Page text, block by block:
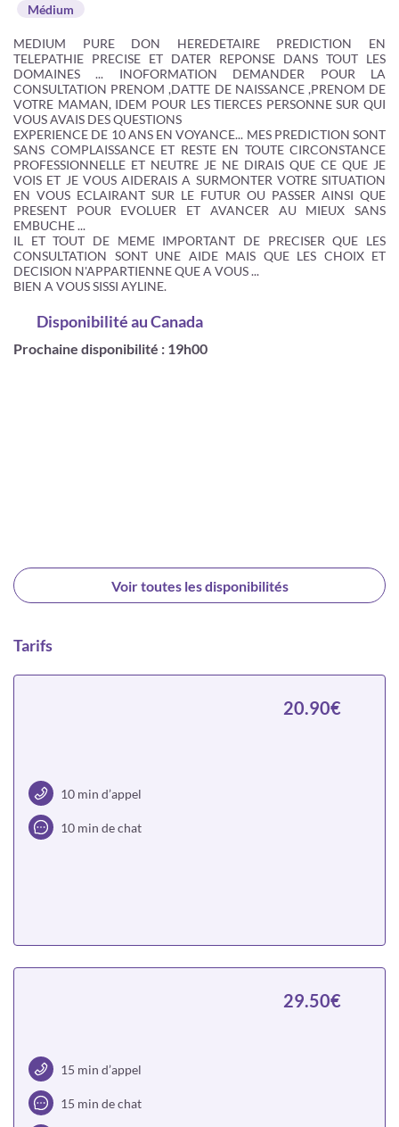
Médium
MEDIUM PURE DON HEREDETAIRE PREDICTION EN
TELEPATHIE PRECISE ET DATER REPONSE DANS TOUT LES
DOMAINES ... INOFORMATION DEMANDER POUR LA
CONSULTATION PRENOM ,DATTE DE NAISSANCE ,PRENOM DE
VOTRE MAMAN, IDEM POUR LES TIERCES PERSONNE SUR QUI
VOUS AVAIS DES QUESTIONS
EXPERIENCE DE 10 ANS EN VOYANCE... MES PREDICTION SONT
SANS COMPLAISSANCE ET RESTE EN TOUTE CIRCONSTANCE
PROFESSIONNELLE ET NEUTRE JE NE DIRAIS QUE CE QUE JE
VOIS ET JE VOUS AIDERAIS A SURMONTER VOTRE SITUATION
EN VOUS ECLAIRANT SUR LE FUTUR OU PASSER AINSI QUE
PRESENT POUR EVOLUER ET AVANCER AU MIEUX SANS
EMBUCHE ...
IL ET TOUT DE MEME IMPORTANT DE PRECISER QUE LES
CONSULTATION SONT UNE AIDE MAIS QUE LES CHOIX ET
DECISION N'APPARTIENNE QUE A VOUS ...
BIEN A VOUS SISSI AYLINE.
Disponibilitéau Canada
Prochaine disponibilité : 19h00
Voir toutes les disponibilités
Tarifs
10 min d’appel
10 min de chat
20.90€
15 min d’appel
15 min de chat
29.50€